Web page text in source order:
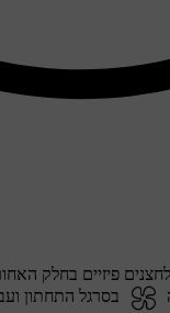
פיזיים בחלק
בסרגל התחתון